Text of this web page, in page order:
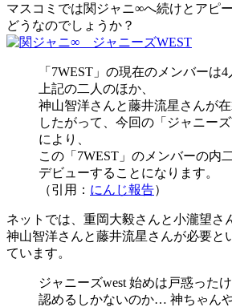
マスコミでは関ジャニ∞へ続けとアピ
どうなのでしょうか？
「7WEST」の現在のメンバーは4
上記の二人のほか、
神山智洋さんと藤井流星さんが在
したがって、今回の「ジャニー
により、
この「7WEST」のメンバーの内
デビューすることになります。
（引用： にんじ報告）
ネットでは、重岡大毅さんと小瀧望さ
神山智洋さんと藤井流星さんが必要と
ています。
ジャニーズwest 始めは戸惑った
認めるしかないのか… 神ちゃん